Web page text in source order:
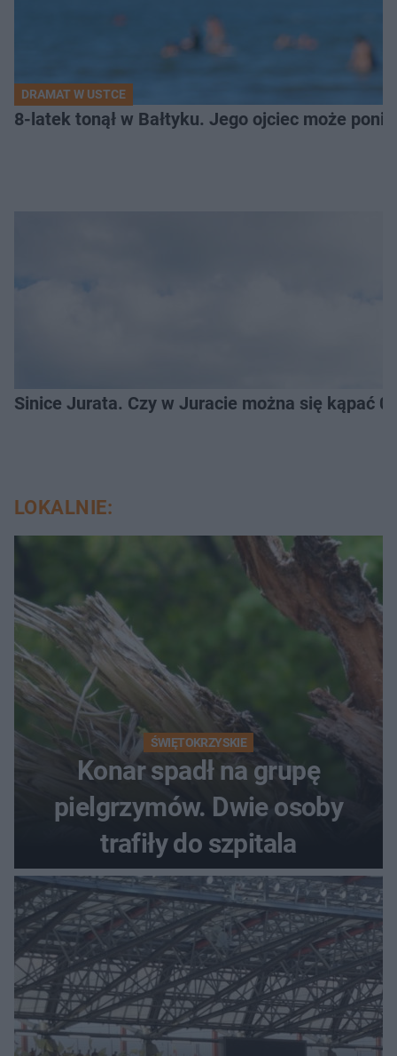
DRAMAT W USTCE
8-latek tonął w Bałtyku. Jego ojciec może
Sinice Jurata. Czy w Juracie można się kąpać
LOKALNIE:
ŚWIĘTOKRZYSKIE
Konar spadł na grupę
pielgrzymów. Dwie osoby
trafiły do szpitala